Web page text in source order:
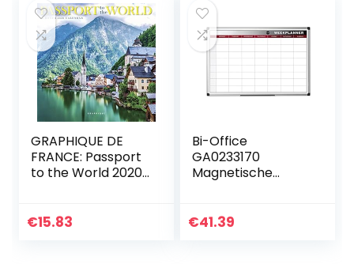
GRAPHIQUE DE
FRANCE: Passport
to the World 2020
€15.83
Bi-Office
GA0233170
Magnetische
Aluminium
€41.39